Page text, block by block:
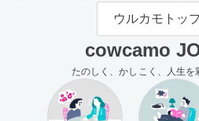
主
ウルカモトッ
cowcamo
たのしく、かしこく、人生を